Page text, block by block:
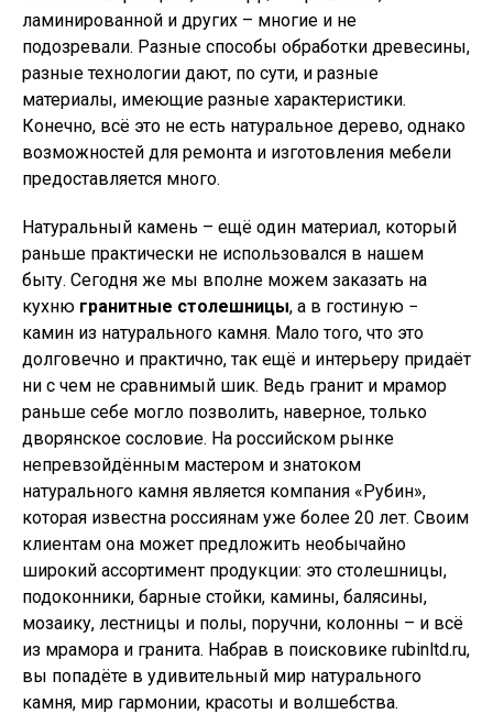
ламинированной и других – многие и не
подозревали. Разные способы обработки древесины,
разные технологии дают, по сути, и разные
материалы, имеющие разные характеристики.
Конечно, всё это не есть натуральное дерево, однако
возможностей для ремонта и изготовления мебели
предоставляется много.
Натуральный камень – ещё один материал, который
раньше практически не использовался в нашем
быту. Сегодня же мы вполне можем заказать на
кухню гранитные столешницы, а в гостиную −
камин из натурального камня. Мало того, что это
долговечно и практично, так ещё и интерьеру придаёт
ни с чем не сравнимый шик. Ведь гранит и мрамор
раньше себе могло позволить, наверное, только
дворянское сословие. На российском рынке
непревзойдённым мастером и знатоком
натурального камня является компания «Рубин»,
которая известна россиянам уже более 20 лет. Своим
клиентам она может предложить необычайно
широкий ассортимент продукции: это столешницы,
подоконники, барные стойки, камины, балясины,
мозаику, лестницы и полы, поручни, колонны – и всё
из мрамора и гранита. Набрав в поисковике rubinltd.ru,
вы попадёте в удивительный мир натурального
камня, мир гармонии, красоты и волшебства.